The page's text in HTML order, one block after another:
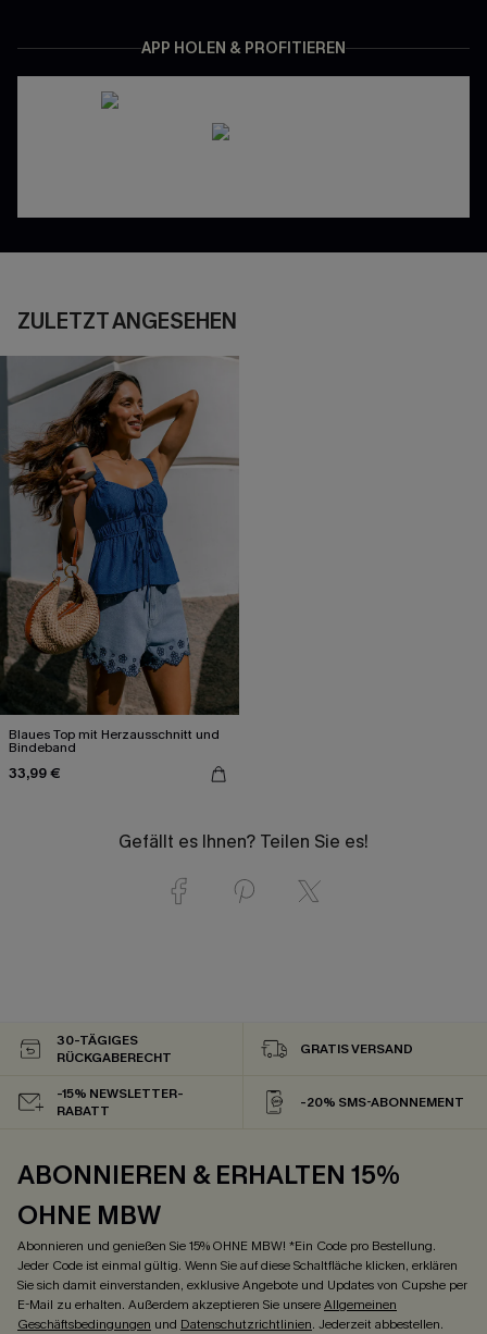
APP HOLEN & PROFITIEREN
ZULETZT ANGESEHEN
Blaues Top mit Herzausschnitt und
Bindeband
33,99 €
Gefällt es Ihnen? Teilen Sie es!
30-TÄGIGES
RÜCKGABERECHT
GRATIS VERSAND
-15% NEWSLETTER-
RABATT
-20% SMS-ABONNEMENT
ABONNIEREN & ERHALTEN 15%
OHNE MBW
Abonnieren und genießen Sie 15% OHNE MBW! *Ein Code pro Bestellung.
Jeder Code ist einmal gültig. Wenn Sie auf diese Schaltfläche klicken, erklären
Sie sich damit einverstanden, exklusive Angebote und Updates von Cupshe per
E-Mail zu erhalten. Außerdem akzeptieren Sie unsereAllgemeinen
Geschäftsbedingungen und Datenschutzrichtlinien. Jederzeit abbestellen.